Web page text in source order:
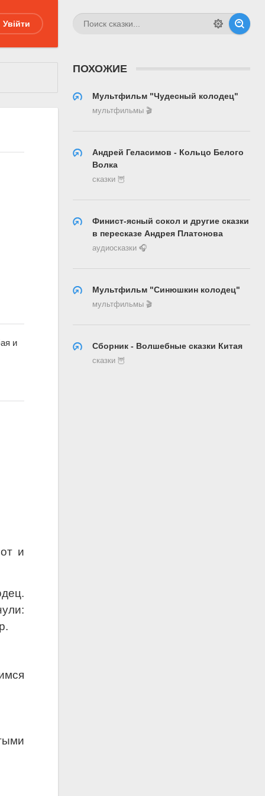
Увійти
и
и
ПОХОЖИЕ
Мультфильм "Чудесный колодец"
мультфильмы 🎬
Андрей Геласимов - Кольцо Белого
Волка
сказки 🦉
Финист-ясный сокол и другие сказки
в пересказе Андрея Платонова
аудиосказки 🎧
Мультфильм "Синюшкин колодец"
мультфильмы 🎬
Сборник - Волшебные сказки Китая
сказки 🦉